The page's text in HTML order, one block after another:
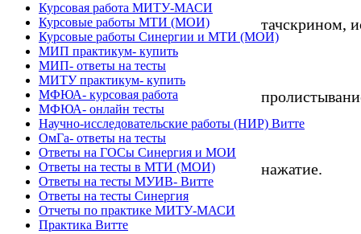
тачскрином,
нажатие.
Курсовая работа МИТУ-МАСИ
Курсовые работы МТИ (МОИ)
Курсовые работы Синергии и МТИ (МОИ)
МИП практикум- купить
МИП- ответы на тесты
МИТУ практикум- купить
МФЮА- курсовая работа
МФЮА- онлайн тесты
Научно-исследовательские работы (НИР) Витте
ОмГа- ответы на тесты
Ответы на ГОСы Синергия и МОИ
Ответы на тесты в МТИ (МОИ)
Ответы на тесты МУИВ- Витте
Ответы на тесты Синергия
Отчеты по практике МИТУ-МАСИ
Практика Витте